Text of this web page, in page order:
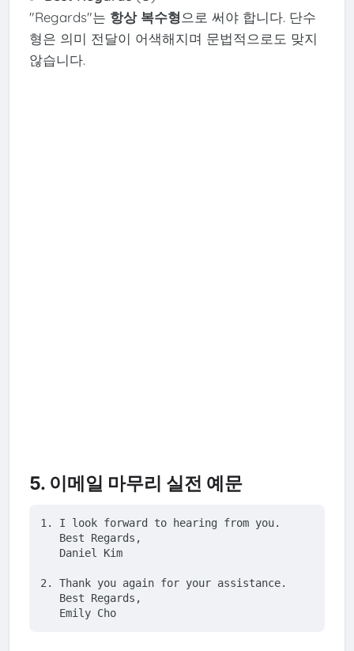
"Regards"는 항상 복수형으로 써야 합니다. 단수
형은 의미 전달이 어색해지며 문법적으로도 맞지
않습니다.
5. 이메일 마무리 실전 예문
1. I look forward to hearing from you.
2. Thank you again for your assistance.
   Emily Cho